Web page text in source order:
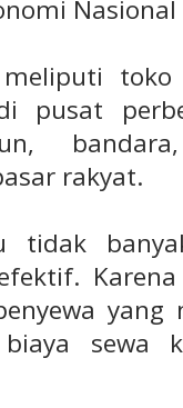
Nasional
meliputi
pusat
rakyat.
tidak
sewa